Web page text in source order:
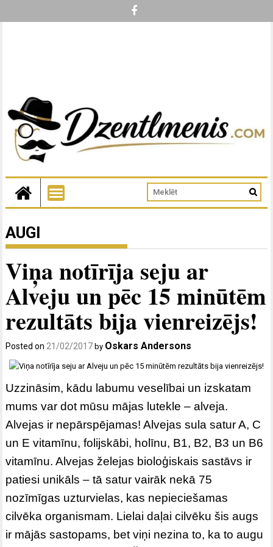
AUGI
Viņa notīrīja seju ar
Alveju un pēc 15 minūtēm
rezultāts bija vienreizējs!
Posted on21/02/2017 by Oskars Andersons
Uzzināsim, kādu labumu veselībai un izskatam
mums var dot mūsu mājas lutekle – alveja.
Alvejas ir nepārspējamas! Alvejas sula satur A, C
un E vitamīnu, folijskābi, holīnu, B1, B2, B3 un B6
vitamīnu. Alvejas želejas bioloģiskais sastāvs ir
patiesi unikāls – tā satur vairāk nekā 75
nozīmīgas uzturvielas, kas nepieciešamas
cilvēka organismam. Lielai daļai cilvēku šis augs
ir mājās sastopams, bet viņi nezina to, ka to augu